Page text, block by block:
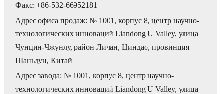
Факс: +86-532-66952181
Адрес офиса продаж: № 1001, корпус 8, центр научно-
технологических инноваций Liandong U Valley, улица
Чунцин-Чжунлу, район Личан, Циндао, провинция
Шаньдун, Китай
Адрес завода: № 1001, корпус 8, центр научно-
технологических инноваций Liandong U Valley, улица